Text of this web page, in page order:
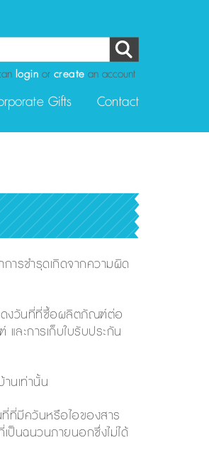
login or create an account
Gifts Contact
ารชำรุดเกิดจากความผิด
สดงวันที่ที่ซื้อผลิตภัณฑ์ต่อ
ละการเก็บใบรับประกัน
นเท่านั้น
ที่มีควันหรือไอของสาร
ป็นฉนวนภายนอกซึ่งไม่ได้